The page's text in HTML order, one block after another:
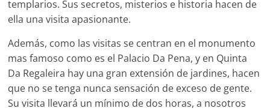
templarios. Sus secretos, misterios e historia hacen de
ella una visita apasionante.
Además, como las visitas se centran en el monumento
mas famoso como es el Palacio Da Pena, y en Quinta
Da Regaleira hay una gran extensión de jardines, hacen
que no se tenga nunca sensación de exceso de gente.
Su visita llevará un mínimo de dos horas, a nosotros